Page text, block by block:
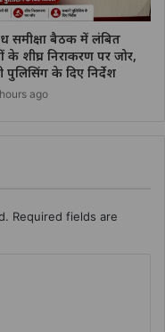
समीक्षा बैठक में लंबित
के शीघ्र निराकरण पर जोर,
पुलिसिंग के दिए निर्देश
ago
Required fields are